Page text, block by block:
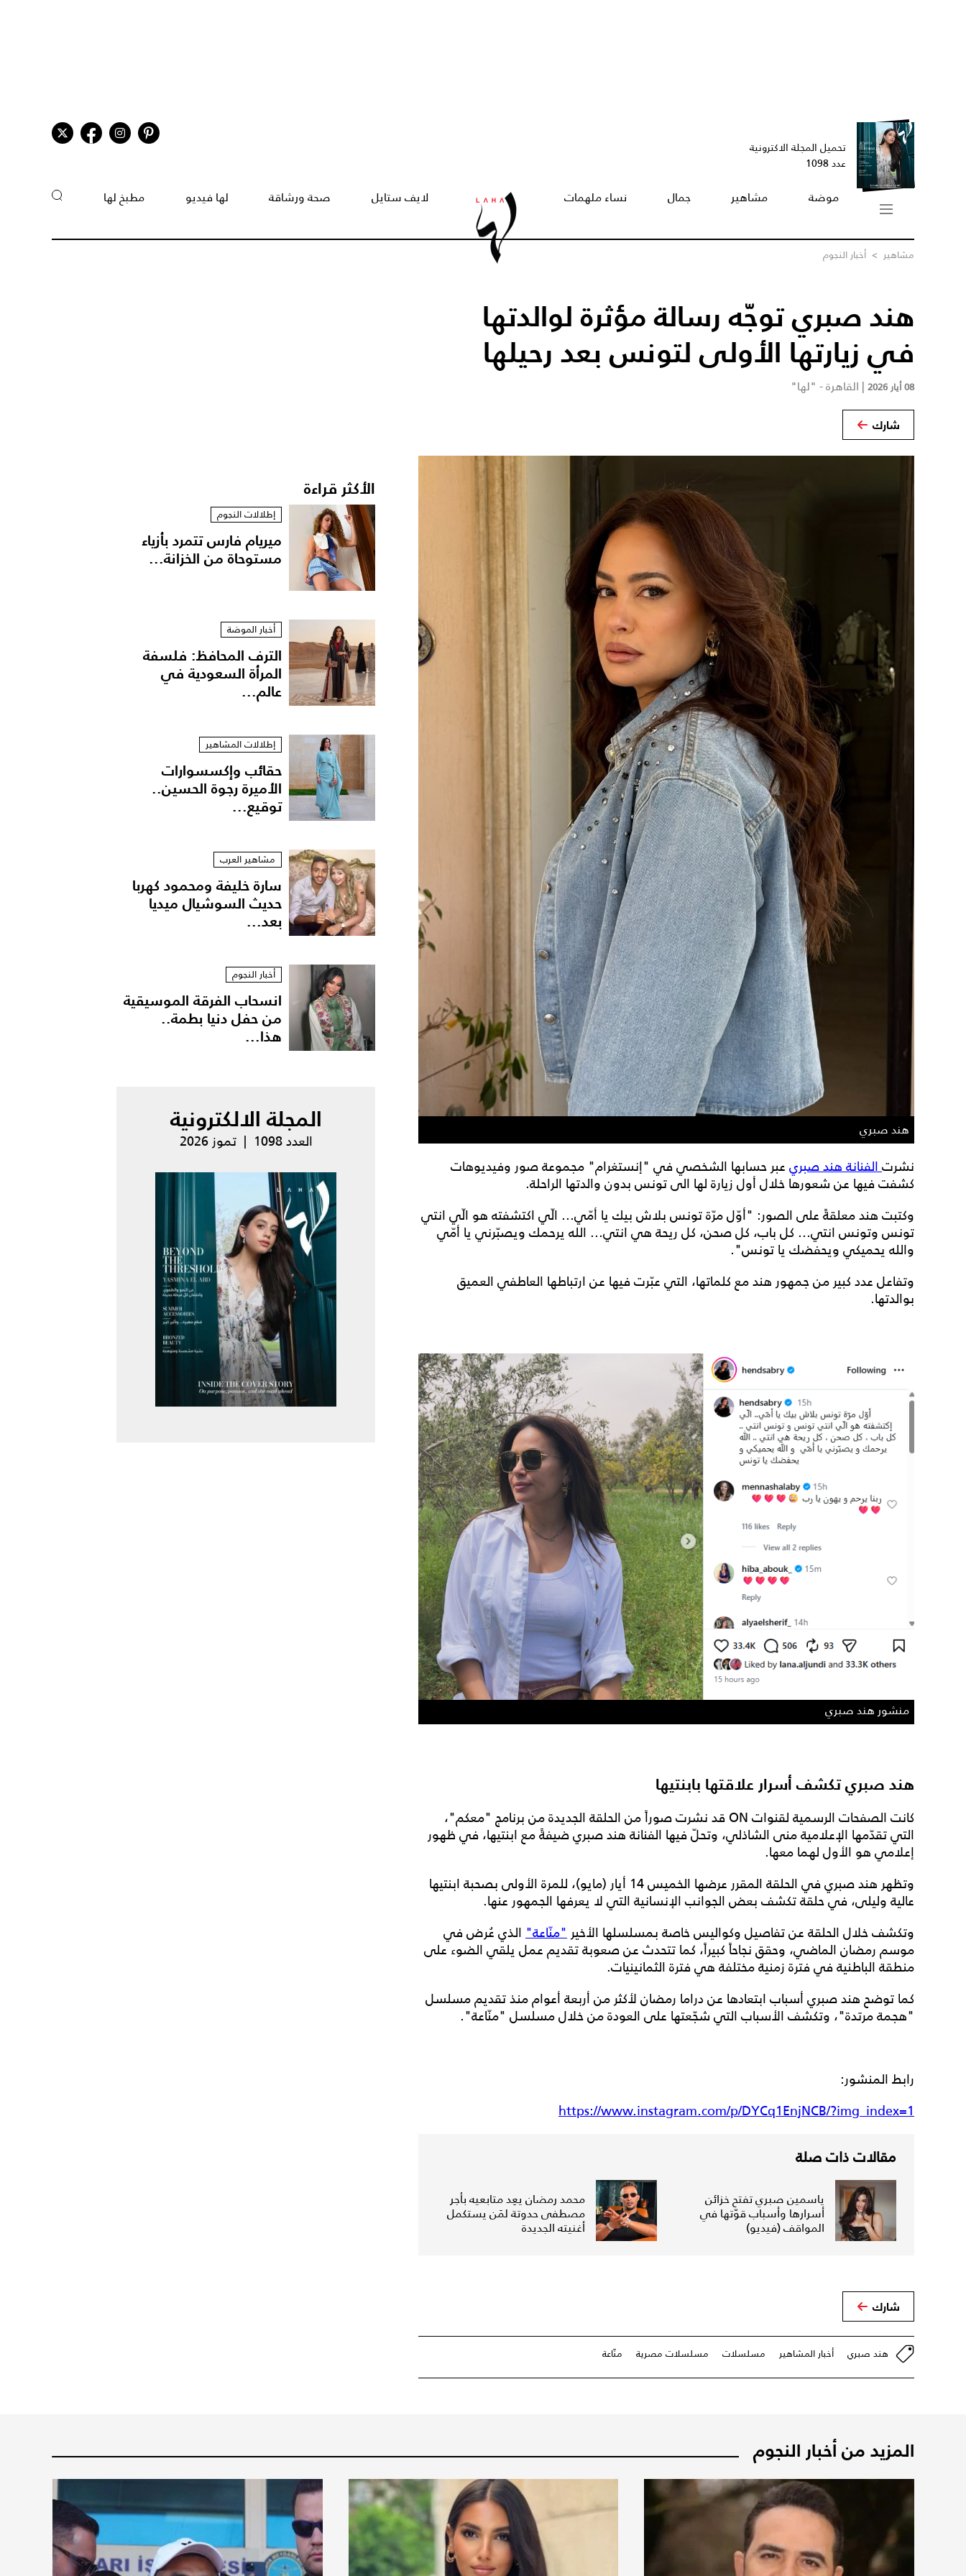
تحميل المجلة الاكترونية
عدد 1098
موضة مشاهير جمال نساء ملهمات لايف ستايل صحة ورشاقة لها فيديو مطبخ لها
مشاهير > أخبار النجوم
هند صبري توجّه رسالة مؤثرة لوالدتها
في زيارتها الأولى لتونس بعد رحيلها
08 أيار 2026 | القاهرة - "لها"
شارك
هند صبري
نشرتالفنانة هند صبري عبر حسابها الشخصي في "إنستغرام" مجموعة صور وفيديوهات
كشفت فيها عن شعورها خلال أول زيارة لها الى تونس بدون والدتها الراحلة.
وكتبت هند معلقةً على الصور: "أوّل مرّة تونس بلاش بيك يا أمّي... الّي اكتشفته هو الّي انتي
تونس وتونس انتي... كل باب، كل صحن، كل ريحة هي انتي... الله يرحمك ويصبّرني يا أمّي
والله يحميكي ويحفضك يا تونس".
وتفاعل عدد كبير من جمهور هند مع كلماتها، التي عبّرت فيها عن ارتباطها العاطفي العميق
بوالدتها.
منشور هند صبري
هند صبري تكشف أسرار علاقتها بابنتيها
كانت الصفحات الرسمية لقنوات ON قد نشرت صوراً من الحلقة الجديدة من برنامج "معكم"،
التي تقدّمها الإعلامية منى الشاذلي، وتحلّ فيها الفنانة هند صبري ضيفةً مع ابنتيها، في ظهور
إعلامي هو الأول لهما معها.
وتظهر هند صبري في الحلقة المقرر عرضها الخميس 14 أيار (مايو)، للمرة الأولى بصحبة ابنتيها
عالية وليلى، في حلقة تكشف بعض الجوانب الإنسانية التي لا يعرفها الجمهور عنها.
وتكشف خلال الحلقة عن تفاصيل وكواليس خاصة بمسلسلها الأخير "منّاعة" الذي عُرض في
موسم رمضان الماضي، وحقق نجاحاً كبيراً، كما تتحدث عن صعوبة تقديم عمل يلقي الضوء على
منطقة الباطنية في فترة زمنية مختلفة هي فترة الثمانينيات.
كما توضح هند صبري أسباب ابتعادها عن دراما رمضان لأكثر من أربعة أعوام منذ تقديم مسلسل
"هجمة مرتدة"، وتكشف الأسباب التي شجّعتها على العودة من خلال مسلسل "منّاعة".
رابط المنشور:
https://www.instagram.com/p/DYCq1EnjNCB/?img_index=1
مقالات ذات صلة
ياسمين صبري تفتح خزائن
أسرارها وأسباب قوّتها في
المواقف (فيديو)
محمد رمضان يعِد متابعيه بأجر
مصطفى حدوتة لمَن يستكمل
أغنيته الجديدة
شارك
هند صبري أخبار المشاهير مسلسلات مسلسلات مصرية منّاعة
الأكثر قراءة
إطلالات النجوم
ميريام فارس تتمرد بأزياء
مستوحاة من الخزانة...
أخبار الموضة
الترف المحافظ: فلسفة
المرأة السعودية في
عالم...
إطلالات المشاهير
حقائب وإكسسوارات
الأميرة رجوة الحسين..
توقيع...
مشاهير العرب
سارة خليفة ومحمود كهربا
حديث السوشيال ميديا
بعد...
أخبار النجوم
انسحاب الفرقة الموسيقية
من حفل دنيا بطمة..
هذا...
المجلة الالكترونية
العدد 1098 | تموز 2026
المزيد من أخبار النجوم